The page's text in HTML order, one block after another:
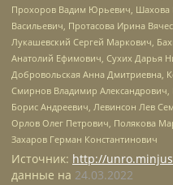
Прохоров Вадим Юрьевич, Шахова
Васильевич, Протасова Ирина
Лукашевский Сергей Маркович,
Анатолий Ефимович, Сухих Дарья
Добровольская Анна Дмитриевна,
Смирнов Владимир
Борис Андреевич, Левинсон Лев
Орлов Олег Петрович, Полякова
Захаров Герман Константинович
Источник: http://
данные на 24.03.2022